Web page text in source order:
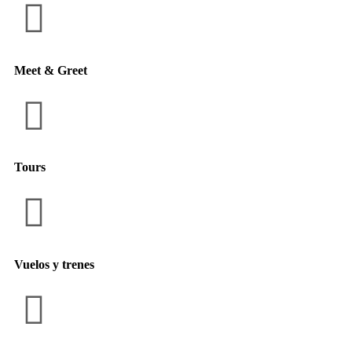
Meet & Greet
Tours
Vuelos y trenes